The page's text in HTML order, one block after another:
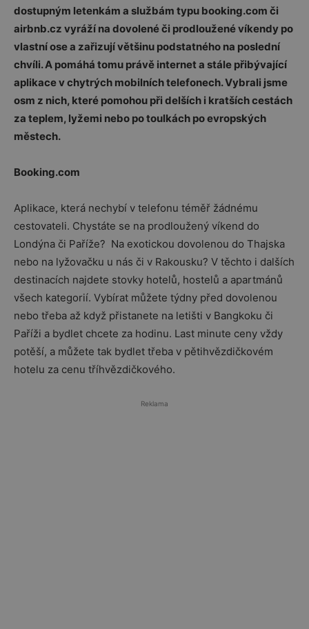
dostupným letenkám a službám typu booking.com či
airbnb.cz vyráží na dovolené či prodloužené víkendy po
vlastní ose a zařizují většinu podstatného na poslední
chvíli. A pomáhá tomu právě internet a stále přibývající
aplikace v chytrých mobilních telefonech. Vybrali jsme
osm z nich, které pomohou při delších i kratších cestách
za teplem, lyžemi nebo po toulkách po evropských
městech.
Booking.com
Aplikace, která nechybí v telefonu téměř žádnému
cestovateli. Chystáte se na prodloužený víkend do
Londýna či Paříže? Na exotickou dovolenou do Thajska
nebo na lyžovačku u nás či v Rakousku? V těchto i dalších
destinacích najdete stovky hotelů, hostelů a apartmánů
všech kategorií. Vybírat můžete týdny před dovolenou
nebo třeba až když přistanete na letišti v Bangkoku či
Paříži a bydlet chcete za hodinu. Last minute ceny vždy
potěší, a můžete tak bydlet třeba v pětihvězdičkovém
hotelu za cenu tříhvězdičkového.
Reklama